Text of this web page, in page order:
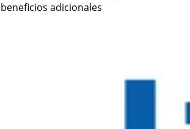
adicionales